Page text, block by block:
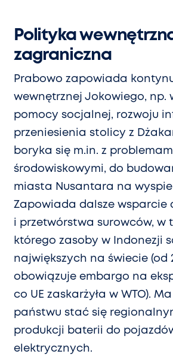
Polityka
zagraniczna
Prabowo zapowiada
wewnętrznej Jokowiego, np.
pomocy socjalnej, rozwoju
przeniesienia stolicy z
boryka się m.in. z
środowiskowymi, do
miasta Nusantara na wyspie
Zapowiada dalsze wsparcie
i przetwórstwa surowców, w
którego zasoby w Indonezji
największych na świecie (od
obowiązuje embargo na
co UE zaskarżyła w WTO).
państwu stać się
produkcji baterii do
elektrycznych.